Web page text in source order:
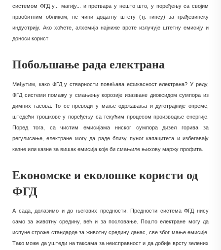
системом ФГД у... магију... и претвара у нешто што, у поређењу са својим
првобитним обликом, не чини додатну штету (тј. гипсу) за грађевинску
индустрију. Ако хоћете, алхемија најниже врсте излучује штетну емисију и
доноси корист
Побољшање рада електрана
Међутим, како ФГД у стварности повећава ефикасност електрана? У реду,
ФГД системи помажу у смањењу корозије изазване диоксидом сумпора из
димних гасова. То се преводи у мање одржавања и дуготрајније опреме,
штедећи трошкове у поређењу са текућим процесом производње енергије.
Поред тога, са чистим емисијама ниског сумпора дизел горива за
регулисање, електране могу да раде близу пуног капацитета и избегавају
казне или казне за вишак емисија које би смањиле њихову маржу профита.
Економске и еколошке користи од
ФГД
А сада, долазимо и до његових предности. Предности система ФГД нису
само за животну средину, већ и за пословање. Пошто електране могу да
испуне строже стандарде за животну средину данас, све због мање емисије.
Тако може да уштеди на таксама за неисправност и да добије врсту зелених